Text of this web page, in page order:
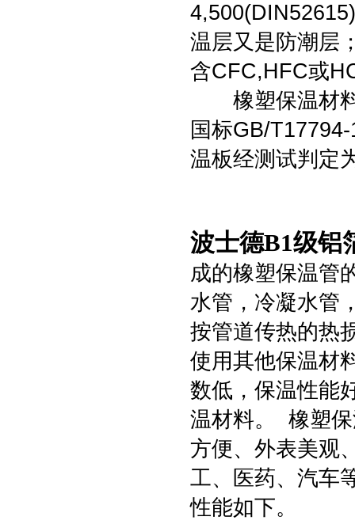
温层又是防潮层
含CFC,HFC或
橡塑保温材料
国标GB/
温板经测试判定
波士德B1级铝
成的橡塑保温管
水管，冷凝水管
按管道传热的热
使用其他保温材
数低，保温性能
温材料。 橡塑
方便、外表美观
工、医药、汽车
性能如下。